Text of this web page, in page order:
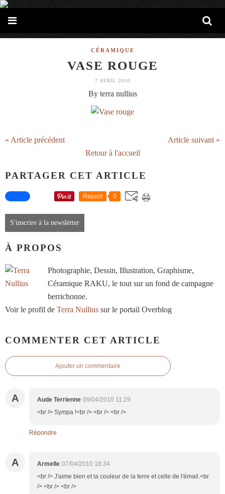
CÉRAMIQUE
VASE ROUGE
7 AVRIL 2010
By terra nullius
« Article précédent
Article suivant »
Retour à l'accueil
PARTAGER CET ARTICLE
Repost 0
S'inscrire à la newsletter
À PROPOS
Photographie, Dessin, Illustration, Graphisme,
Céramique RAKU, le tout sur un fond de campagne
berrichonne.
Voir le profil de Terra Nullius sur le portail Overblog
COMMENTER CET ARTICLE
Ajouter un commentaire
A Aude Terrienne 09/04/2010 11:29
<br /> Sympa !<br /> <br /> <br />
Répondre
A Armelle 07/04/2010 18:34
<br /> J'aime bien et la couleur de la terre et celle de l'émail.<br
/> <br /> <br />